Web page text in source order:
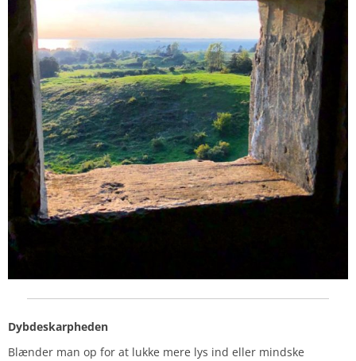
Dybdeskarpheden
Blænder man op for at lukke mere lys ind eller mindske